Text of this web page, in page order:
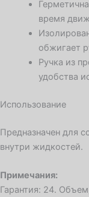
время
обжигает
Ручка из
удобства
Использование
Предназначен для
внутри жидкостей.
Примечания:
Гарантия: 24.